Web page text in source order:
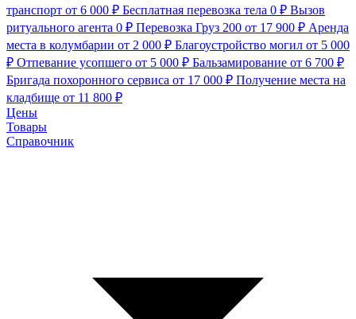
транспорт от 6 000 ₽ Бесплатная перевозка тела 0 ₽ Вызов
ритуального агента 0 ₽ Перевозка Груз 200 от 17 900 ₽ Аренда
места в колумбарии от 2 000 ₽ Благоустройство могил от 5 000
₽ Отпевание усопшего от 5 000 ₽ Бальзамирование от 6 700 ₽
Бригада похоронного сервиса от 17 000 ₽ Получение места на
кладбище от 11 800 ₽
Цены
Товары
Справочник